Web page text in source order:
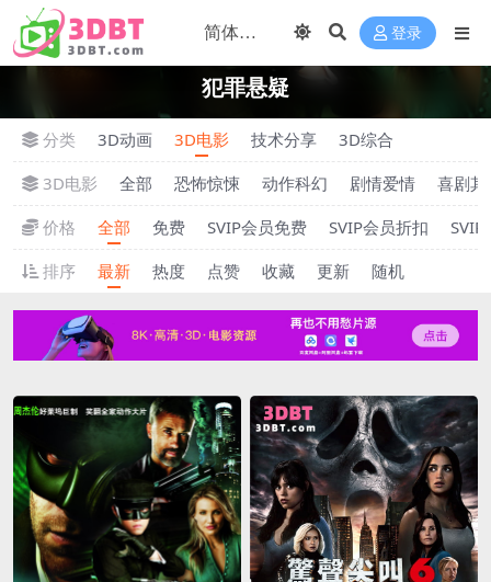
登录
犯罪悬疑
分类 3D动画 3D电影 技术分享
3D综合
3D电影
全部 恐怖惊悚 动作科幻 剧情爱情
喜剧其
价格
全部 免费 SVIP会员免费 SVIP会员折扣
SVIP
排序
最新 热度 点赞 收藏 更新 随机